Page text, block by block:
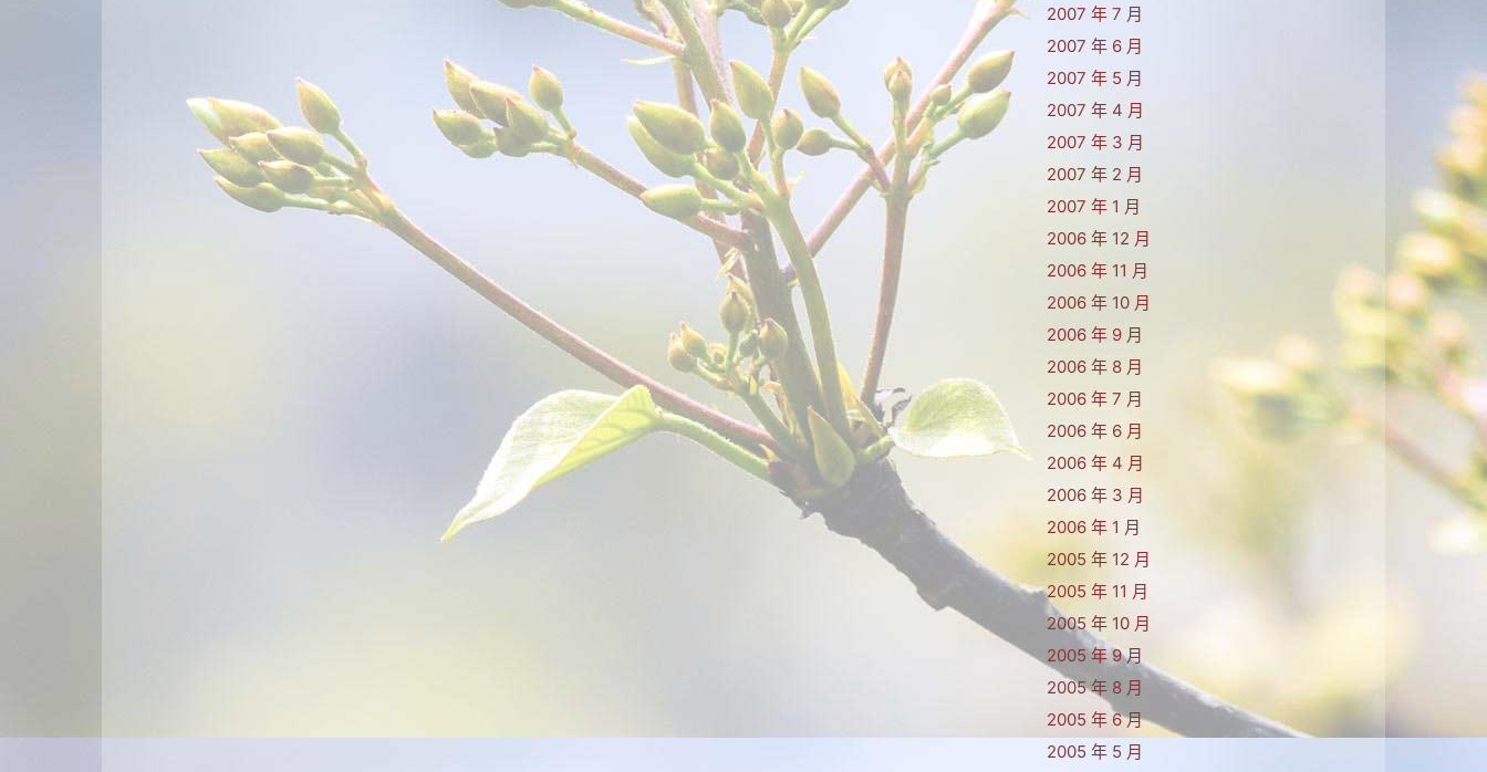
2007 年 7 月
2007 年 6 月
2007 年 5 月
2007 年 4 月
2007 年 3 月
2007 年 2 月
2007 年 1 月
2006 年 12 月
2006 年 11 月
2006 年 10 月
2006 年 9 月
2006 年 8 月
2006 年 7 月
2006 年 6 月
2006 年 4 月
2006 年 3 月
2006 年 1 月
2005 年 12 月
2005 年 11 月
2005 年 10 月
2005 年 9 月
2005 年 8 月
2005 年 6 月
2005 年 5 月